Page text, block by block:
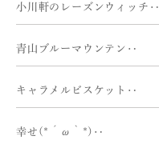
小川軒のレーズンウィッチ‥
青山ブルーマウンテン‥
キャラメルビスケット‥
幸せ(*´ω｀*)‥